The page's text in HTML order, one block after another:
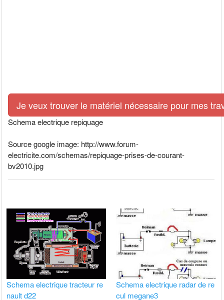
Je veux trouver le matériel nécessaire pour mes
Schema electrique repiquage
Source google image: http://www.forum-
electricite.com/schemas/repiquage-prises-de-courant-
bv2010.jpg
Schema electrique tracteur re
nault d22
Schema electrique radar de re
cul megane3